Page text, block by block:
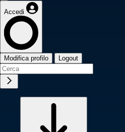
Accedi
Modifica profilo Logout